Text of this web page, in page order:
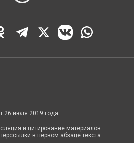
26 июля 2019 года
и цитирование материалов
в первом абзаце текста